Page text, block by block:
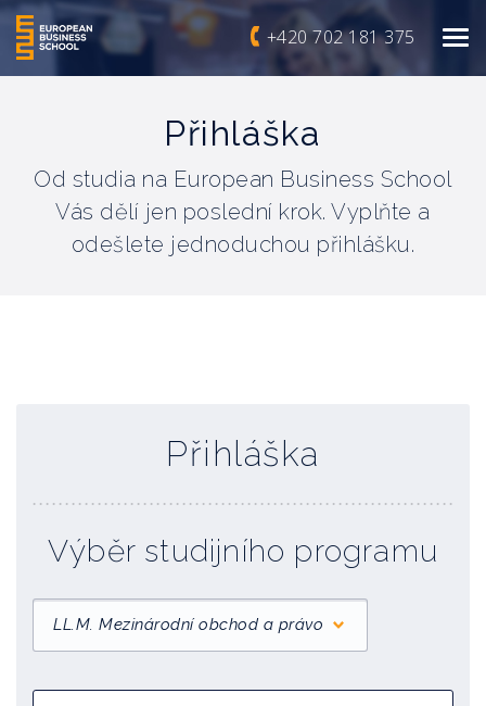
+420 702 181 375
Přihláška
Od studia na European Business School
Vás dělí jen poslední krok. Vyplňte a
odešlete jednoduchou přihlášku.
Přihláška
Výběr studijního programu
LL.M. Mezinárodní obchod a právo